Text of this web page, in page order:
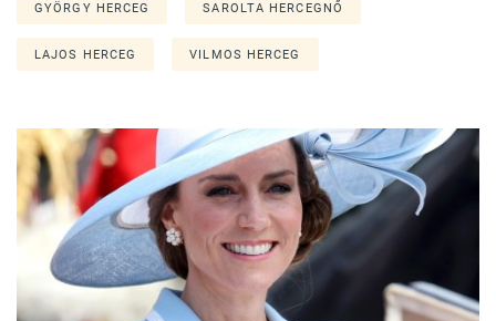
GYÖRGY HERCEG SAROLTA HERCEGNŐ
LAJOS HERCEG VILMOS HERCEG